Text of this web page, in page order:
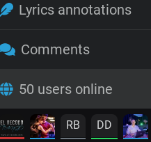
Lyrics annotations
Comments
50 users online
RB DD